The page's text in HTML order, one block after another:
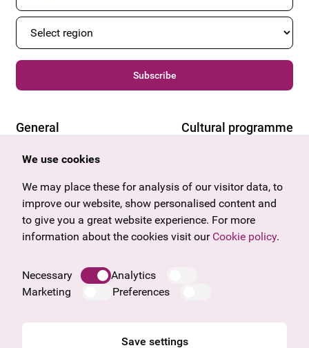
Subscribe
General
Offers & News
Gift voucher
Frequently asked questions
Legal notice
Data protection information
Cultural programme
Vorarlberg
Burgenland
Salzburg
Upper Austria
We use cookies
We may place these for analysis of our visitor data, to
improve our website, show personalised content and
to give you a great website experience. For more
information about the cookies visit our Cookie policy.
Necessary
Analytics
Marketing
Preferences
Save settings